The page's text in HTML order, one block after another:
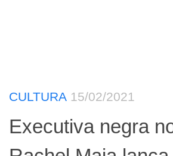
CULTURA 15/02/2021
Executiva negra